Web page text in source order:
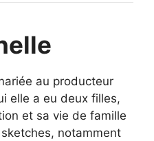
au producteur
elle a eu deux filles,
et sa vie de famille
notamment